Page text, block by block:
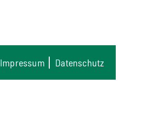
Impressum Datenschutz